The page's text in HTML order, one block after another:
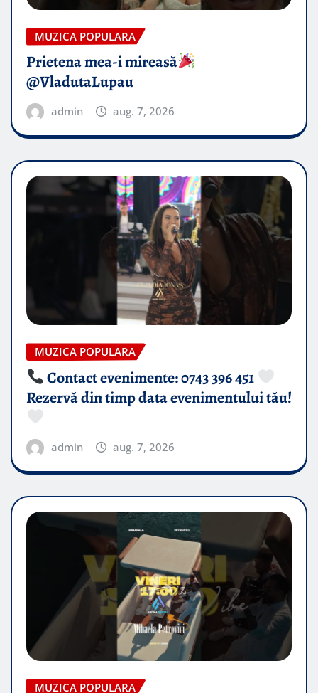
MUZICA POPULARA
Prietena mea-i mireasă​
@VladutaLupau
admin aug. 7, 2026
MUZICA POPULARA
Contact evenimente: 0743 396 451
Rezervă din timp data evenimentului tău!
admin aug. 7, 2026
MUZICA POPULARA